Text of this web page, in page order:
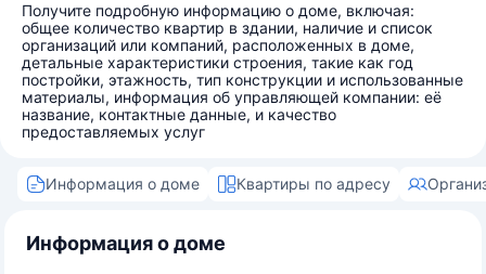
Получите подробную информацию о доме, включая:
общее количество квартир в здании, наличие и список
организаций или компаний, расположенных в доме,
детальные характеристики строения, такие как год
постройки, этажность, тип конструкции и использованные
материалы, информация об управляющей компании: её
название, контактные данные, и качество
предоставляемых услуг
Информация о доме Квартиры по адресу
Информация о доме